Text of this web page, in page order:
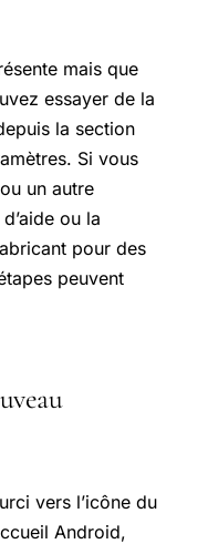
mais que
essayer de la
la section
Si vous
un autre
ou la
pour des
peuvent
vers l’icône du
Android,